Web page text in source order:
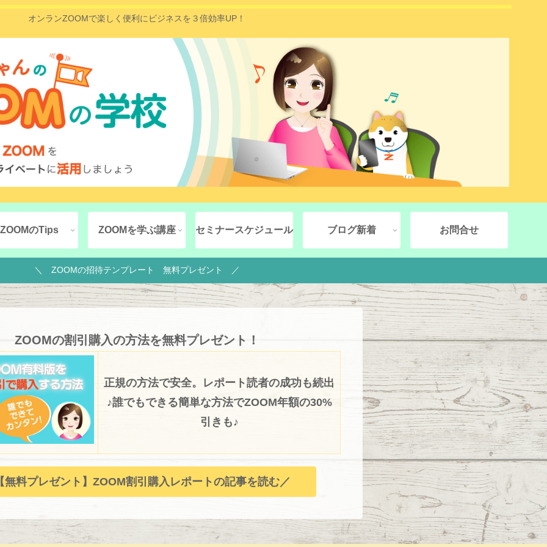
オンランZOOMで楽しく便利にビジネスを３倍効率UP！
ZOOMのTips ZOOMを学ぶ講座 セミナースケジュール ブログ新着 お問合せ
＼ ZOOMの招待テンプレート 無料プレゼント ／
ZOOMの割引購入の方法を無料プレゼント！
正規の方法で安全。レポート読者の成功も続出
♪誰でもできる簡単な方法でZOOM年額の30%
引きも♪
無料プレゼント】ZOOM割引購入レポートの記事を読む／